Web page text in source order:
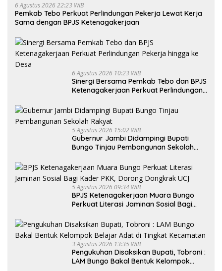
6 Agustus 2026 22:23 WIB
Pemkab Tebo Perkuat Perlindungan Pekerja Lewat Kerja
Sama dengan BPJS Ketenagakerjaan
6 Agustus 2026 10:23 WIB
Sinergi Bersama Pemkab Tebo dan BPJS
Ketenagakerjaan Perkuat Perlindungan
5 Agustus 2026 15:02 WIB
Gubernur Jambi Didampingi Bupati
Bungo Tinjau Pembangunan Sekolah
5 Agustus 2026 09:34 WIB
BPJS Ketenagakerjaan Muara Bungo
Perkuat Literasi Jaminan Sosial Bagi
3 Agustus 2026 13:35 WIB
Pengukuhan Disaksikan Bupati, Tobroni :
LAM Bungo Bakal Bentuk Kelompok